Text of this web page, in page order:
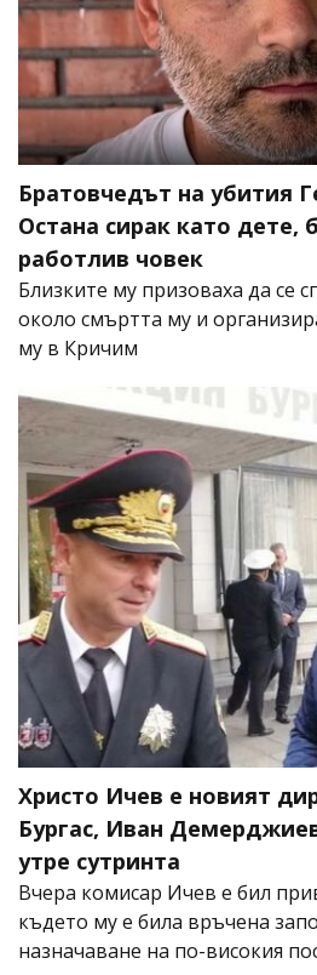
Братовчедът на убития
Остана сирак като дете,
работлив човек
Близките му призоваха да се
около смъртта му и
му в Кричим
Христо Ичев е новият
Бургас, Иван
утре сутринта
Вчера комисар Ичев е бил
където му е била връчена
назначаване на по-високия